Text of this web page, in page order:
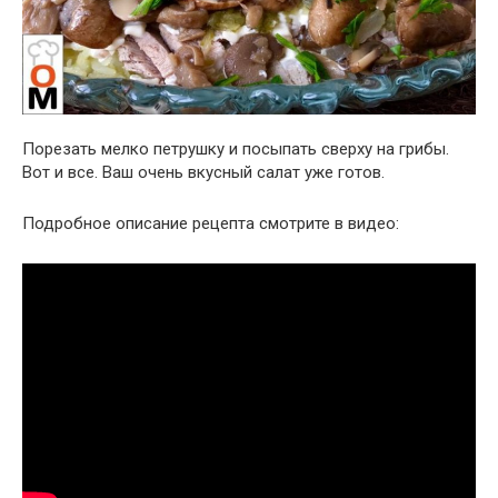
Порезать мелко петрушку и посыпать сверху на грибы.
Вот и все. Ваш очень вкусный салат уже готов.
Подробное описание рецепта смотрите в видео: